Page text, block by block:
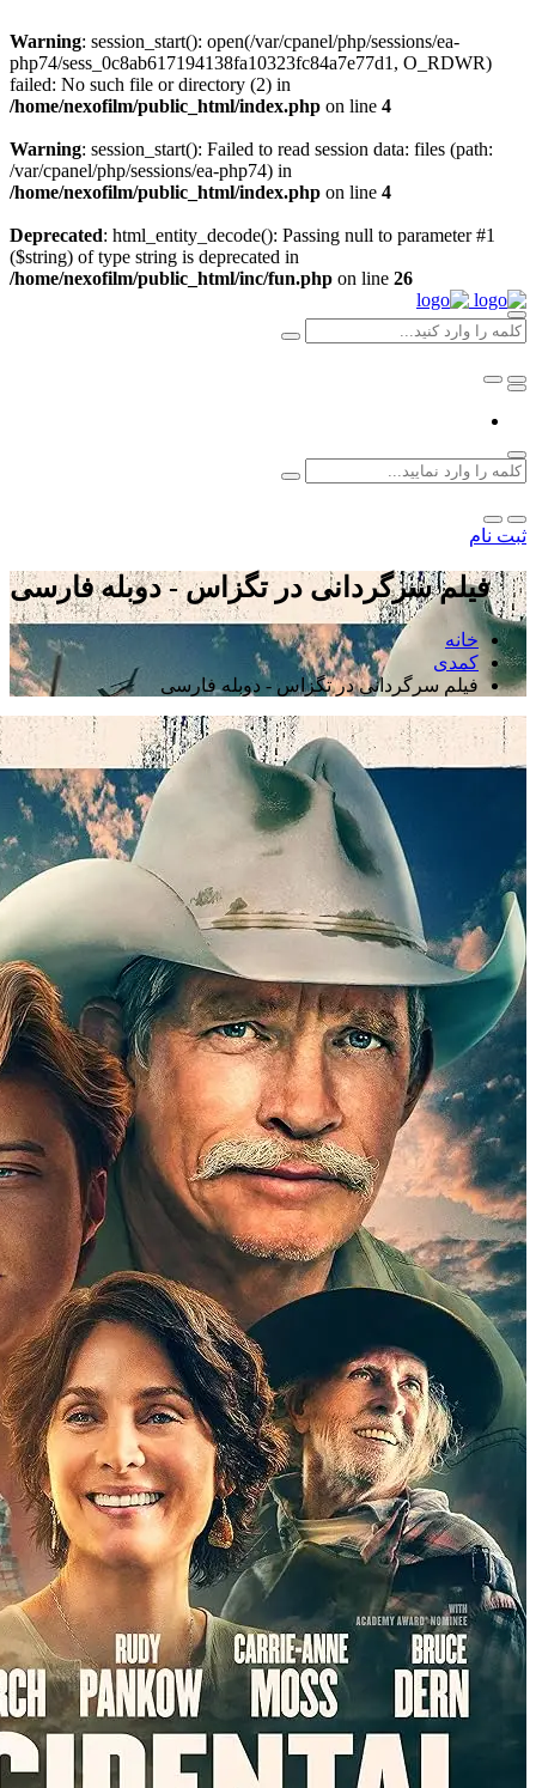
Warning: session_start(): open(/var/cpanel/php/sessions/ea-
php74/sess_0c8ab617194138fa10323fc84a7e77d1, O_RDWR)
failed: No such file or directory (2) in
/home/nexofilm/public_html/index.php on line 4
Warning: session_start(): Failed to read session data: files (path:
/var/cpanel/php/sessions/ea-php74) in
/home/nexofilm/public_html/index.php on line 4
Deprecated: html_entity_decode(): Passing null to parameter #1
($string) of type string is deprecated in
/home/nexofilm/public_html/inc/fun.php on line 26
ثبت نام
فیلم سرگردانی در تگزاس - دوبله فارسی
خانه
کمدی
فیلم سرگردانی در تگزاس - دوبله فارسی